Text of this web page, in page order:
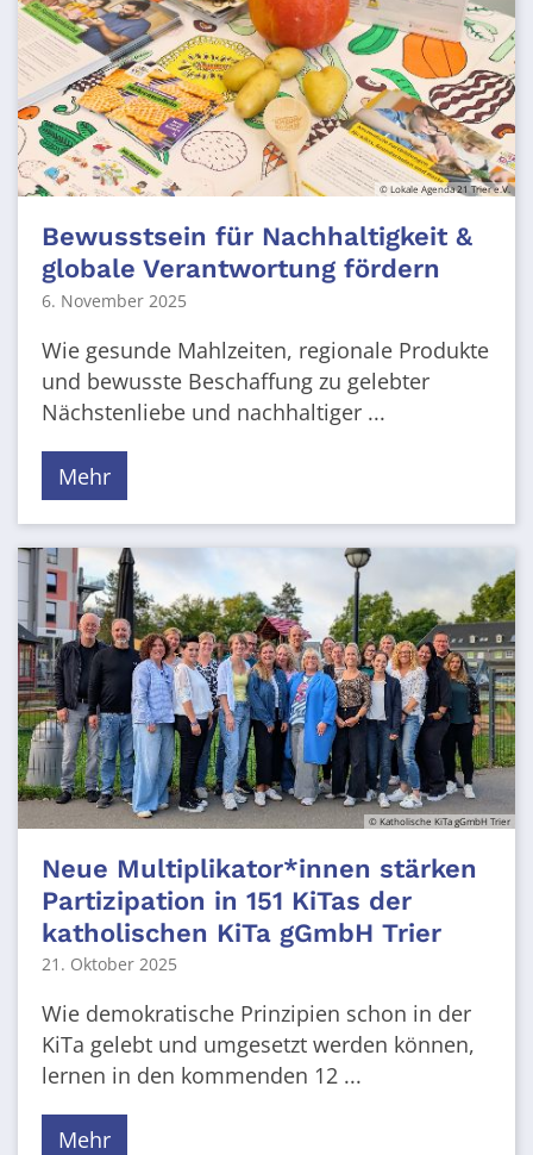
© Lokale Agenda 21 Trier e.V.
Bewusstsein für Nachhaltigkeit &
globale Verantwortung fördern
6. November 2025
Wie gesunde Mahlzeiten, regionale Produkte
und bewusste Beschaffung zu gelebter
Nächstenliebe und nachhaltiger ...
Mehr
© Katholische KiTa gGmbH Trier
Neue Multiplikator*innen stärken
Partizipation in 151 KiTas der
katholischen KiTa gGmbH Trier
21. Oktober 2025
Wie demokratische Prinzipien schon in der
KiTa gelebt und umgesetzt werden können,
lernen in den kommenden 12 ...
Mehr